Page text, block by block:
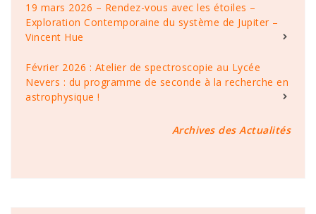
19 mars 2026 – Rendez-vous avec les étoiles –
Exploration Contemporaine du système de Jupiter –
Vincent Hue
Février 2026 : Atelier de spectroscopie au Lycée
Nevers : du programme de seconde à la recherche en
astrophysique !
Archives des Actualités